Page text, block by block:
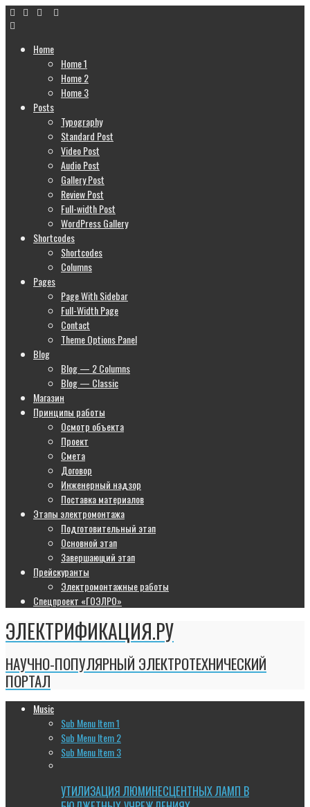
Home
Home 1
Home 2
Home 3
Posts
Typography
Standard Post
Video Post
Audio Post
Gallery Post
Review Post
Full-width Post
WordPress Gallery
Shortcodes
Shortcodes
Columns
Pages
Page With Sidebar
Full-Width Page
Contact
Theme Options Panel
Blog
Blog — 2 Columns
Blog — Classic
Магазин
Принципы работы
Осмотр объекта
Проект
Смета
Договор
Инженерный надзор
Поставка материалов
Этапы электромонтажа
Подготовительный этап
Основной этап
Завершающий этап
Прейскуранты
Электромонтажные работы
Спецпроект «ГОЭЛРО»
ЭЛЕКТРИФИКАЦИЯ.РУ
НАУЧНО-ПОПУЛЯРНЫЙ ЭЛЕКТРОТЕХНИЧЕСКИЙ
ПОРТАЛ
Music
Sub Menu Item 1
Sub Menu Item 2
Sub Menu Item 3
УТИЛИЗАЦИЯ ЛЮМИНЕСЦЕНТНЫХ ЛАМП В